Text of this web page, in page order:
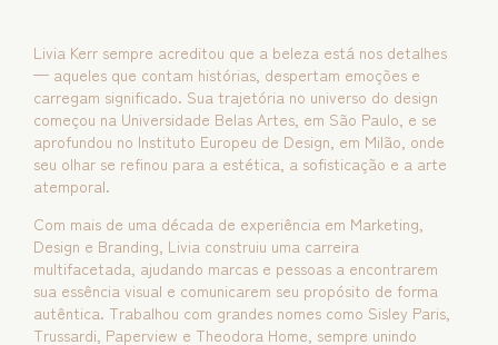
Livia Kerr sempre acreditou que a beleza está nos detalhes
— aqueles que contam histórias, despertam emoções e
carregam significado. Sua trajetória no universo do design
começou na Universidade Belas Artes, em São Paulo, e se
aprofundou no Instituto Europeu de Design, em Milão, onde
seu olhar se refinou para a estética, a sofisticação e a arte
atemporal.
Com mais de uma década de experiência em Marketing,
Design e Branding, Livia construiu uma carreira
multifacetada, ajudando marcas e pessoas a encontrarem
sua essência visual e comunicarem seu propósito de forma
autêntica. Trabalhou com grandes nomes como Sisley Paris,
Trussardi, Paperview e Theodora Home, sempre unindo